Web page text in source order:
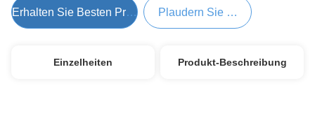
Erhalten Sie Besten Preis Plaudern Sie Jetzt
Einzelheiten Produkt-Beschreibung